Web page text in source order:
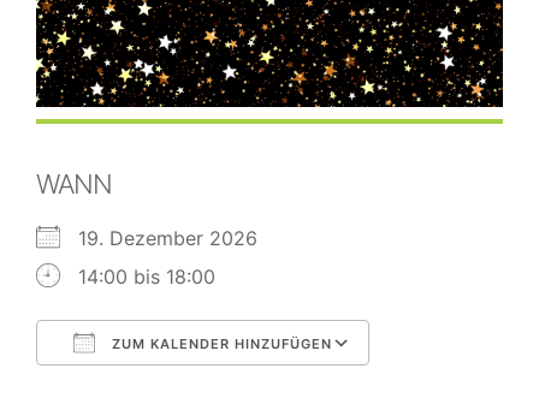
WANN
19. Dezember 2026
14:00 bis 18:00
ZUM KALENDER HINZUFÜGEN